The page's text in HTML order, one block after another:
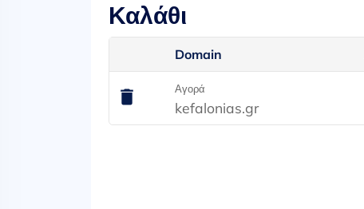
Καλάθι
Domain
Αγορά
kefalonias.gr